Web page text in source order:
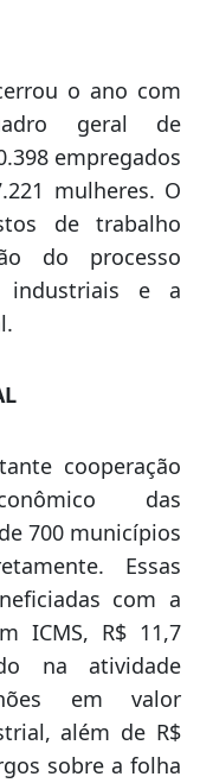
o ano com
geral de
empregados
mulheres. O
de trabalho
do processo
industriais e a
cooperação
das
700 municípios
Essas
com a
ICMS, R$ 11,7
na atividade
em valor
além de R$
sobre a folha